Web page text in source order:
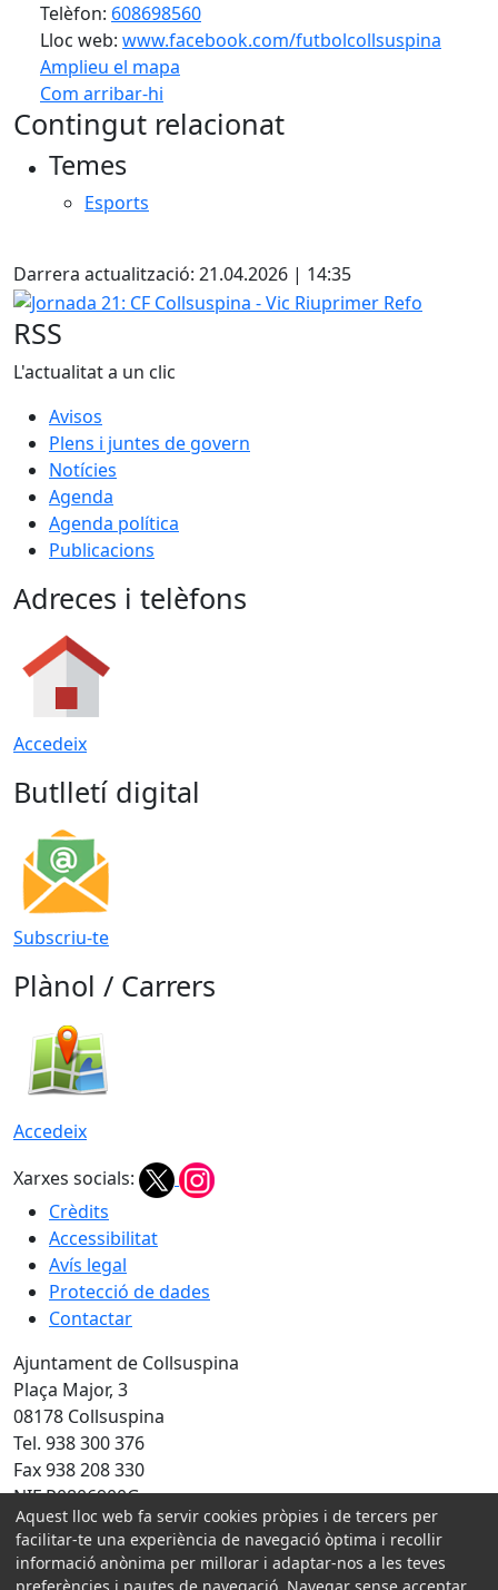
Telèfon: 608698560
Lloc web: www.facebook.com/futbolcollsuspina
Amplieu el mapa
Com arribar-hi
+
Contingut relacionat
Temes
Esports
Darrera actualització: 21.04.2026 | 14:35
Jornada 21: CF Collsuspina - Vic Riuprimer Refo
RSS
L'actualitat a un clic
Avisos
Plens i juntes de govern
Notícies
Agenda
Agenda política
Publicacions
Adreces i telèfons
Accedeix
Butlletí digital
Subscriu-te
Plànol / Carrers
Accedeix
Xarxes socials:
Crèdits
Accessibilitat
Avís legal
Protecció de dades
Contactar
Ajuntament de Collsuspina
Plaça Major, 3
08178 Collsuspina
Tel. 938 300 376
Fax 938 208 330
NIF P0806900G
Amb la col·laboració de:
Aquest lloc web fa servir cookies pròpies i de tercers per
facilitar-te una experiència de navegació òptima i recollir
informació anònima per millorar i adaptar-nos a les teves